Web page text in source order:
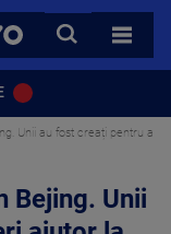
CAUTA
TOATE
Unii au fost creați pentru a
Bejing. Unii